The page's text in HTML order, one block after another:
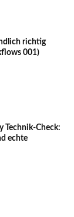
richtig
001)
Technik-Check:
echte